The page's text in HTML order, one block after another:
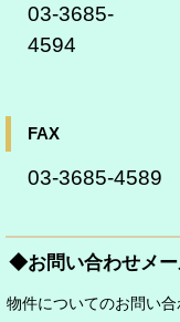
03-3685-
4594
FAX
03-3685-4589
◆お問い合わせメ
物件についてのお問い